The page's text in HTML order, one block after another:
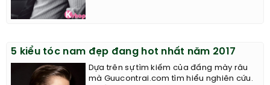
5 kiểu tóc nam đẹp đang hot nhất năm 2017
Dựa trên sự tìm kiếm của đấng mày râu
mà Guucontrai.com tìm hiểu nghiên cứu.